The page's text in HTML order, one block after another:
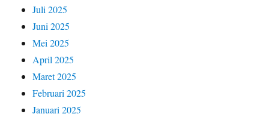
Juli 2025
Juni 2025
Mei 2025
April 2025
Maret 2025
Februari 2025
Januari 2025